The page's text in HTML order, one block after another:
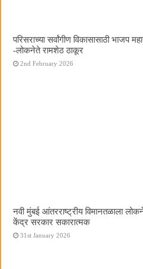
परिसराच्या सर्वांगीण विकासासाठी भाजप
-लोकनेते रामशेठ ठाकूर
2nd February 2026
नवी मुंबई आंतरराष्ट्रीय विमानतळाला
केंद्र सरकार सकारात्मक
31st January 2026